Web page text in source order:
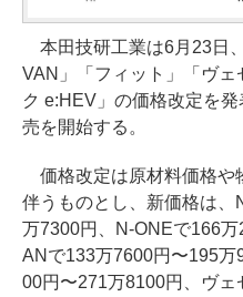
本田技研工業は6月23日
VAN」「フィット」「ヴ
ク e:HEV」の価格改定を
売を開始する。
価格改定は原材料価格や
伴うものとし、新価格は
万7300円、N-ONEで166
ANで133万7600円〜195
00円〜271万8100円、ヴ